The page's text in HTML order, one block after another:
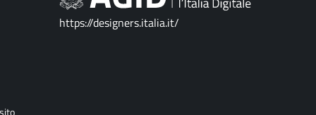
https://designers.italia.it/